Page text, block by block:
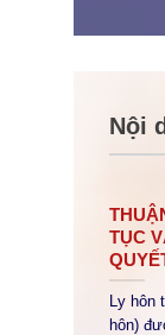
Nội
TỤC
Ly hôn
hôn)